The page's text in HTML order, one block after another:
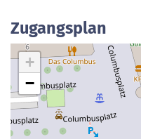
Zugangsplan
+
−